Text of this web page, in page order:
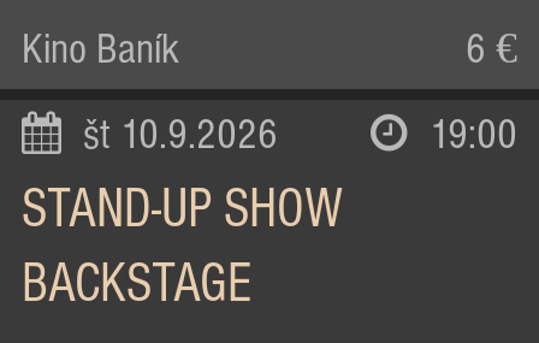
Kino Baník 6 €
št 10.9.2026 19:00
STAND-UP SHOW
BACKSTAGE